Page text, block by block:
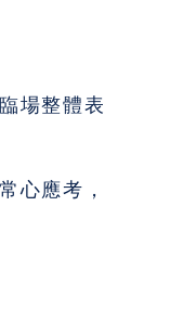
場整體表
應考，